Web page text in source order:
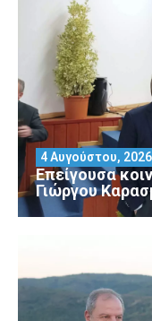
Επείγουσα
Γιώργου
4 Αυγούστου, 2026